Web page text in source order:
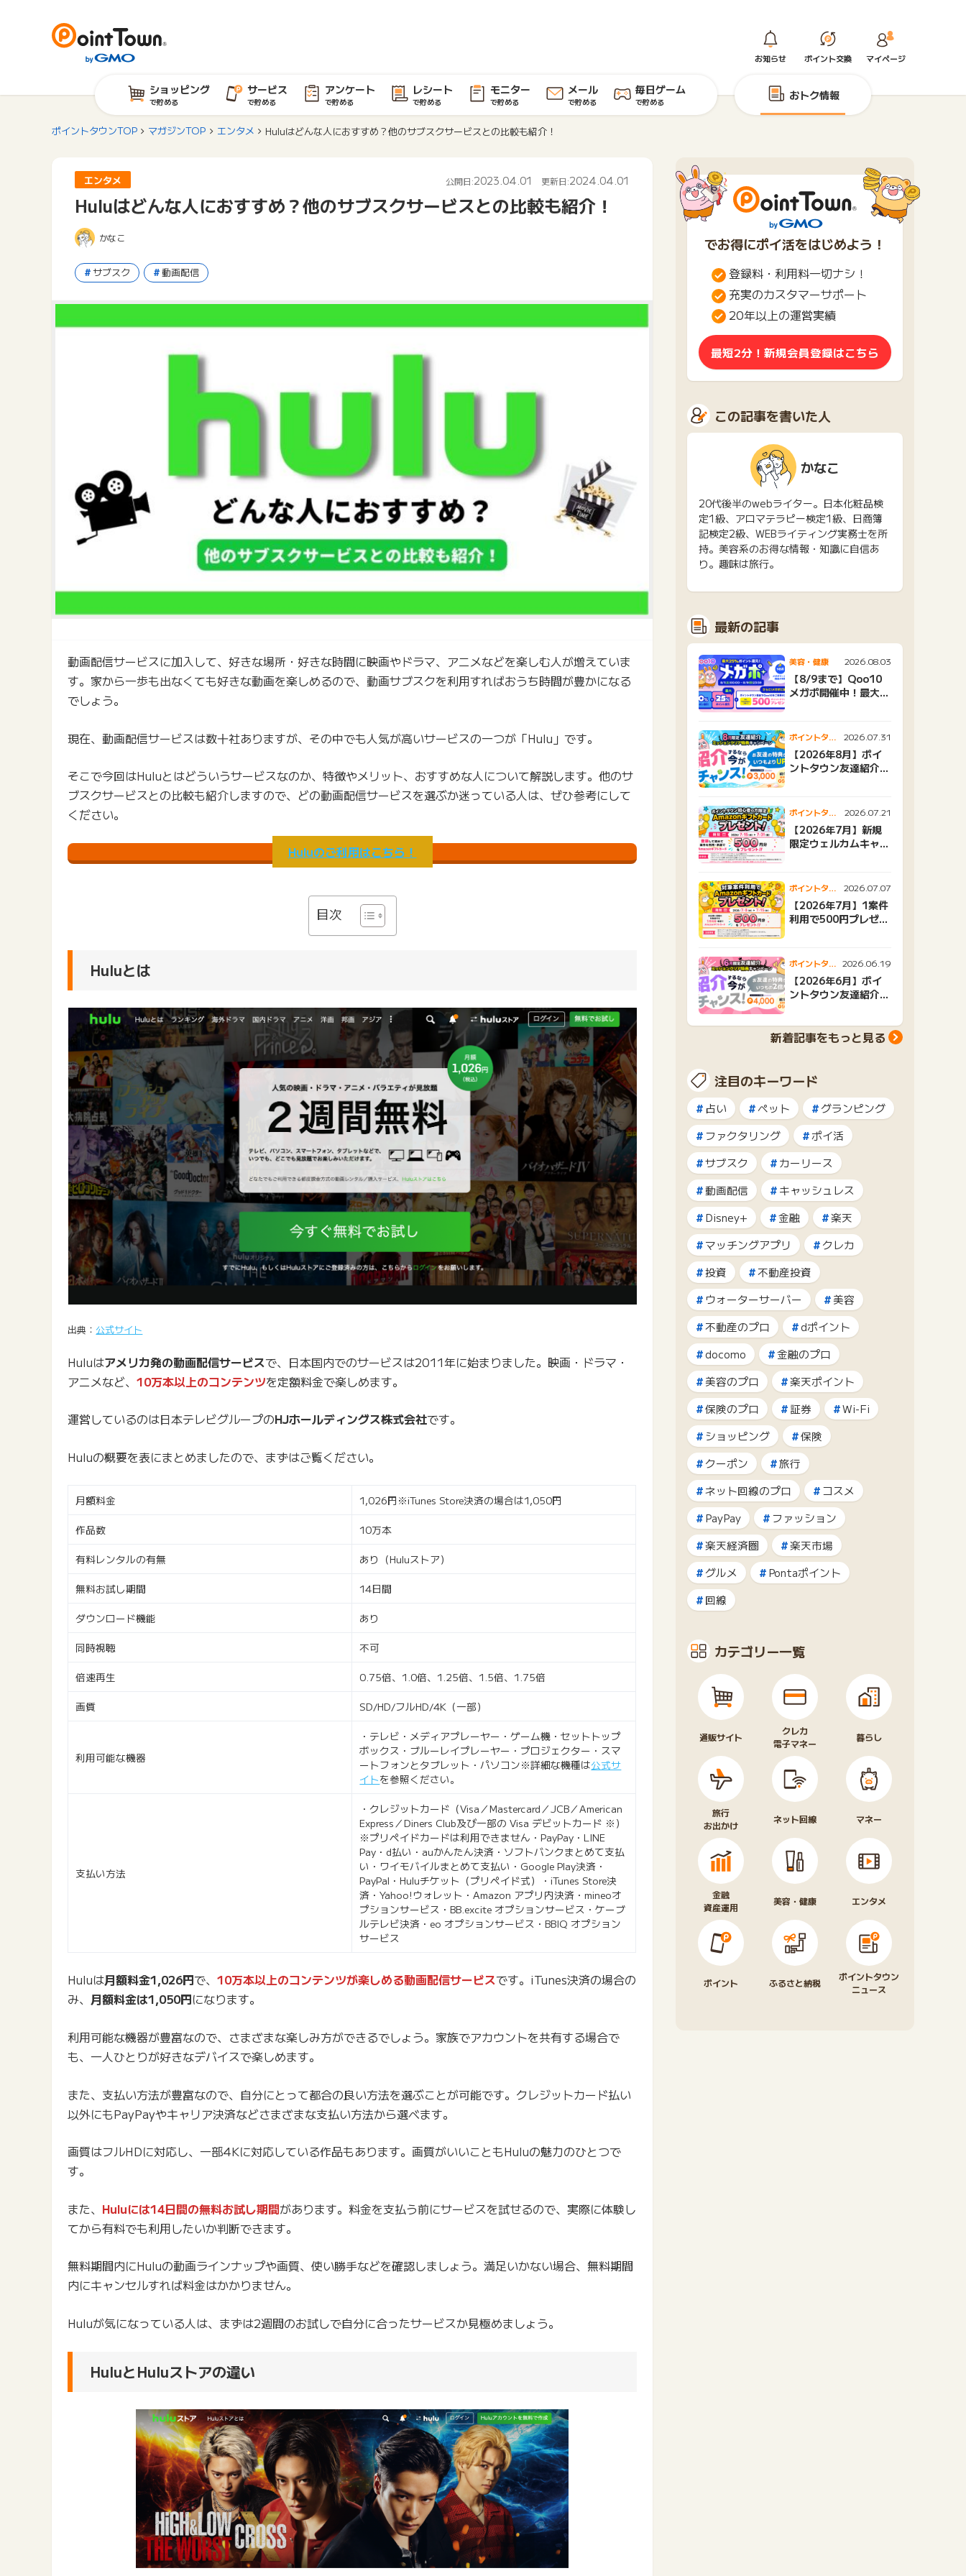
お知らせ ポイント交換 マイページ
ショッピング
で貯める
サービス
で貯める
アンケート
で貯める
レシート
で貯める
モニター
で貯める
メール
で貯める
毎日ゲーム
で貯める おトク情報
ポイントタウンTOP マガジンTOP エンタメ Huluはどんな人におすすめ？他のサブスクサービスとの比較も紹介！
エンタメ 公開日:2023.04.01 更新日:2024.04.01
Huluはどんな人におすすめ？他のサブスクサービスとの比較も紹介！
かなこ
サブスク 動画配信
動画配信サービスに加入して、好きな場所・好きな時間に映画やドラマ、アニメなどを楽しむ人が増えていま
す。家から一歩も出なくても好きな動画を楽しめるので、動画サブスクを利用すればおうち時間が豊かになる
でしょう。
現在、動画配信サービスは数十社ありますが、その中でも人気が高いサービスの一つが「Hulu」です。
そこで今回はHuluとはどういうサービスなのか、特徴やメリット、おすすめな人について解説します。他のサ
ブスクサービスとの比較も紹介しますので、どの動画配信サービスを選ぶか迷っている人は、ぜひ参考にして
ください。
Huluのご利用はこちら！
目次
Huluとは
出典：公式サイト
Huluはアメリカ発の動画配信サービスで、日本国内でのサービスは2011年に始まりました。映画・ドラマ・
アニメなど、10万本以上のコンテンツを定額料金で楽しめます。
運営しているのは日本テレビグループのHJホールディングス株式会社です。
Huluの概要を表にまとめましたので、まずはご覧ください。
月額料金 1,026円※iTunes Store決済の場合は1,050円
作品数 10万本
有料レンタルの有無 あり（Huluストア）
無料お試し期間 14日間
ダウンロード機能 あり
同時視聴 不可
倍速再生 0.75倍、1.0倍、1.25倍、1.5倍、1.75倍
画質 SD/HD/フルHD/4K（一部）
利用可能な機器
・テレビ・メディアプレーヤー・ゲーム機・セットトップ
ボックス・ブルーレイプレーヤー・プロジェクター・スマ
ートフォンとタブレット・パソコン※詳細な機種は公式サ
イトを参照ください。
支払い方法
・クレジットカード（Visa／Mastercard／JCB／American
Express／Diners Club及び一部の Visa デビットカード ※）
※プリペイドカードは利用できません・PayPay・LINE
Pay・d払い・auかんたん決済・ソフトバンクまとめて支払
い・ワイモバイルまとめて支払い・Google Play決済・
PayPal・Huluチケット（プリペイド式）・iTunes Store決
済・Yahoo!ウォレット・Amazon アプリ内決済・mineoオ
プションサービス・BB.excite オプションサービス・ケーブ
ルテレビ決済・eo オプションサービス・BBIQ オプション
サービス
Huluは月額料金1,026円で、10万本以上のコンテンツが楽しめる動画配信サービスです。iTunes決済の場合の
み、 月額料金は1,050円になります。
利用可能な機器が豊富なので、さまざまな楽しみ方ができるでしょう。家族でアカウントを共有する場合で
も、一人ひとりが好きなデバイスで楽しめます。
また、支払い方法が豊富なので、自分にとって都合の良い方法を選ぶことが可能です。クレジットカード払い
以外にもPayPayやキャリア決済などさまざまな支払い方法から選べます。
画質はフルHDに対応し、一部4Kに対応している作品もあります。画質がいいこともHuluの魅力のひとつで
す。
また、 Huluには14日間の無料お試し期間があります。料金を支払う前にサービスを試せるので、実際に体験し
てから有料でも利用したいか判断できます。
無料期間内にHuluの動画ラインナップや画質、使い勝手などを確認しましょう。満足いかない場合、無料期間
内にキャンセルすれば料金はかかりません。
Huluが気になっている人は、まずは2週間のお試しで自分に合ったサービスか見極めましょう。
HuluとHuluストアの違い
でお得にポイ活をはじめよう！
登録料・利用料一切ナシ！
充実のカスタマーサポート
20年以上の運営実績
最短2分！新規会員登録はこちら
この記事を書いた人
かなこ
20代後半のwebライター。日本化粧品検
定1級、アロマテラピー検定1級、日商簿
記検定2級、WEBライティング実務士を所
持。美容系のお得な情報・知識に自信あ
り。趣味は旅行。
最新の記事
美容・健康 2026.08.03
【8/9まで】Qoo10
メガポ開催中！最大
ポイントタウ
ンニュース
2026.07.31
【2026年8月】ポイ
ントタウン友達紹介キ
ポイントタウ
ンニュース
2026.07.21
【2026年7月】新規
限定ウェルカムキャン
ポイントタウ
ンニュース
2026.07.07
【2026年7月】1案件
利用で500円プレゼン
ポイントタウ
ンニュース
2026.06.19
【2026年6月】ポイ
ントタウン友達紹介キ
新着記事をもっと見る
注目のキーワード
占い ペット
グランピング
ファクタリング
ポイ活
サブスク
カーリース
動画配信
キャッシュレス
Disney+
金融
楽天
マッチングアプリ
クレカ
投資
不動産投資
ウォーターサーバー
美容
不動産のプロ
dポイント
docomo
金融のプロ
美容のプロ
楽天ポイント
保険のプロ
証券
Wi-Fi
ショッピング
保険
クーポン
旅行
ネット回線のプロ
コスメ
PayPay
ファッション
楽天経済圏
楽天市場
グルメ
Pontaポイント
回線
カテゴリー一覧
通販サイト
クレカ
電子マネー
暮らし
旅行
お出かけ
ネット回線 マネー
金融
資産運用
美容・健康 エンタメ
ポイント ふるさと納税
ポイントタウン
ニュース